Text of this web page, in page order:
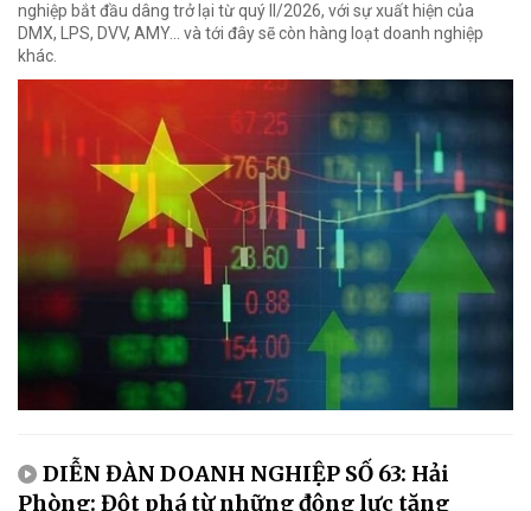
nghiệp bắt đầu dâng trở lại từ quý II/2026, với sự xuất hiện của
DMX, LPS, DVV, AMY... và tới đây sẽ còn hàng loạt doanh nghiệp
khác.
DIỄN ĐÀN DOANH NGHIỆP SỐ 63: Hải
Phòng: Đột phá từ những động lực tăng